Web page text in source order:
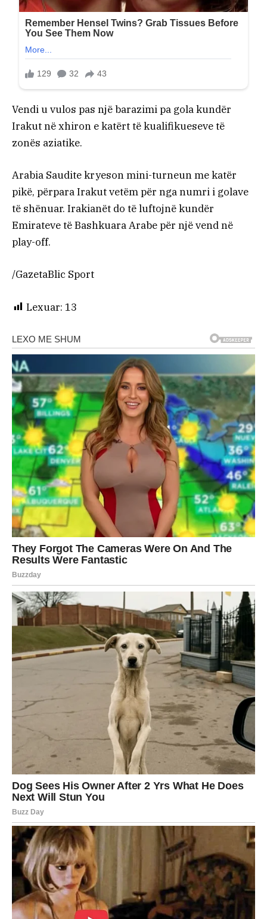
Vendi u vulos pas një barazimi pa gola kundër
Irakut në xhiron e katërt të kualifikueseve të
zonës aziatike.
Arabia Saudite kryeson mini-turneun me katër
pikë, përpara Irakut vetëm për nga numri i golave ​​
të shënuar. Irakianët do të luftojnë kundër
Emirateve të Bashkuara Arabe për një vend në
play-off.
/GazetaBlic Sport
Lexuar: 13